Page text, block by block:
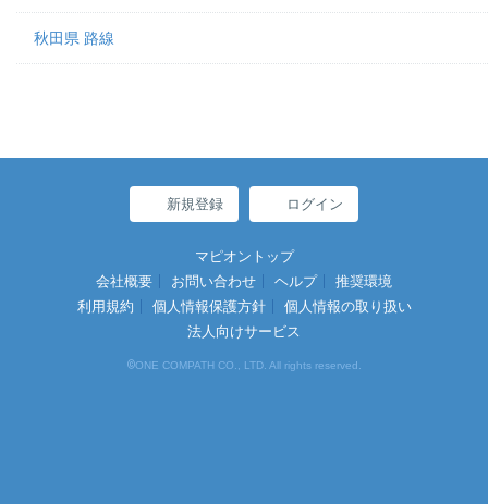
秋田県 路線
新規登録 ログイン
マピオントップ
会社概要
お問い合わせ ヘルプ
推奨環境
利用規約
個人情報保護方針
個人情報の取り扱い
法人向けサービス
©ONE COMPATH CO., LTD. All rights reserved.